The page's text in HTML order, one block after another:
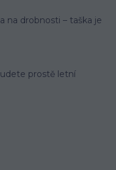
na drobnosti – taška je
prostě letní